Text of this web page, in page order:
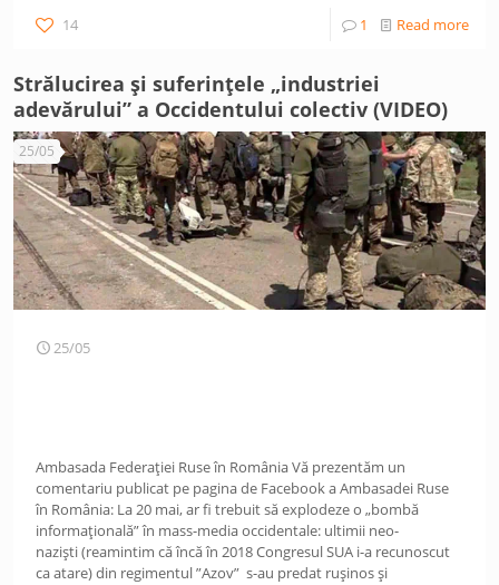
14 1 Read more
Strălucirea și suferințele „industriei
adevărului” a Occidentului colectiv (VIDEO)
25/05
25/05
Ambasada Federaţiei Ruse în România Vă prezentăm un
comentariu publicat pe pagina de Facebook a Ambasadei Ruse
în România: La 20 mai, ar fi trebuit să explodeze o „bombă
informațională” în mass-media occidentale: ultimii neo-
naziști (reamintim că încă în 2018 Congresul SUA i-a recunoscut
ca atare) din regimentul ”Azov” s-au predat rușinos și